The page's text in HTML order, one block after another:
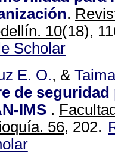
.
10(18),
Scholar
E. O., &
de seguridad
IMS .
56, 202.